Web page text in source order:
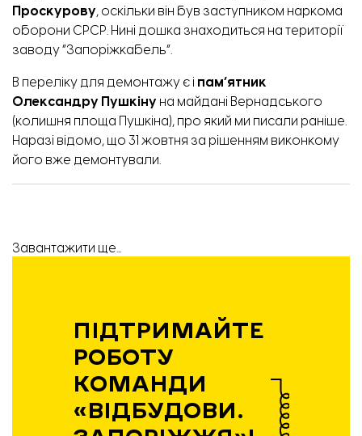
Проскурову, оскільки він був заступником наркома
оборони СРСР. Нині дошка знаходиться на території
заводу “Запоріжкабель”.
В переліку для демонтажу є і пам’ятник
Олександру Пушкіну на майдані Вернадського
(колишня площа Пушкіна), про який ми писали раніше.
Наразі відомо, що 31 жовтня за рішенням виконкому
його вже демонтували.
Завантажити ще...
ПІДТРИМАЙТЕ
РОБОТУ
КОМАНДИ
«ВІДБУДОВИ.